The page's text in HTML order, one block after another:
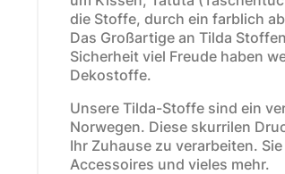
Tilda - ältere Kollektionen
Tilda Hautstoff
MARKENSTOFFE MUSTER
die Stoffe, durch ein farblich
Das Großartige an Tilda
Sicherheit viel Freude haben
Dekostoffe.
Unsere Tilda-Stoffe sind ein
Norwegen. Diese skurrilen
Ihr Zuhause zu verarbeiten.
Accessoires und vieles mehr.